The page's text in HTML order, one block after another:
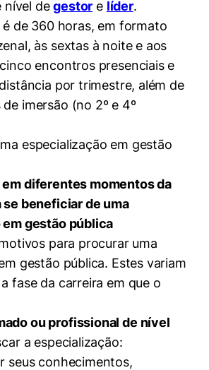
nível degestor e líder.
de 360 horas, em formato
às sextas à noite e aos
encontros presenciais e
por trimestre, além de
imersão (no 2º e 4º
especialização em gestão
para procurar uma
gestão pública. Estes variam
fase da carreira em que o
ou profissional de nível
a especialização:
seus conhecimentos,
necessários